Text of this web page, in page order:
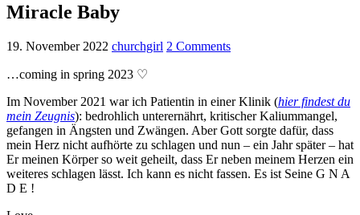
Miracle Baby
19. November 2022 churchgirl 2 Comments
…coming in spring 2023 ♡
Im November 2021 war ich Patientin in einer Klinik (hier findest du
mein Zeugnis): bedrohlich unterernährt, kritischer Kaliummangel,
gefangen in Ängsten und Zwängen. Aber Gott sorgte dafür, dass
mein Herz nicht aufhörte zu schlagen und nun – ein Jahr später – hat
Er meinen Körper so weit geheilt, dass Er neben meinem Herzen ein
weiteres schlagen lässt. Ich kann es nicht fassen. Es ist Seine G N A
D E !